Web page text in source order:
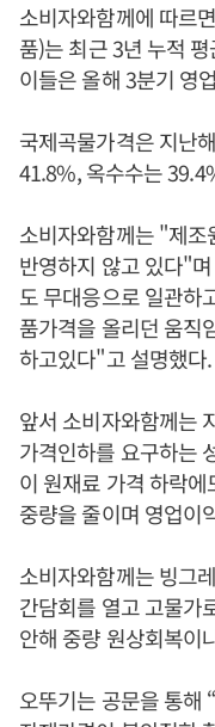
소비자와함께에 따르
품)는 최근 3년 누적
이들은 올해 3분기 영
국제곡물가격은 지난
41.8%, 옥수수는
소비자와함께는 "제조
반영하지 않고 있다"
도 무대응으로 일관하
품가격을 올리던 움직
하고있다"고 설명했다.
앞서 소비자와함께는
가격인하를 요구하는
이 원재료 가격 하락
중량을 줄이며 영업이
소비자와함께는 빙그
간담회를 열고 고물가
안해 중량 원상회복이
오뚜기는 공문을 통해